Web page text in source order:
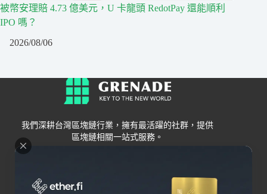
被幣安理賠 4.73 億美元，U 卡龍頭 RedotPay 還能順利
IPO 嗎？
2026/08/06
我們深耕台灣區塊鏈行業，擁有最活躍的社群，提供
區塊鏈相關一站式服務。
Grenade 交易所